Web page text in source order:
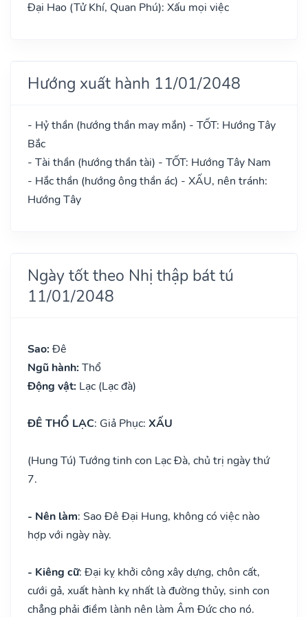
Đại Hao (Tử Khí, Quan Phú): Xấu mọi việc
Hướng xuất hành 11/01/2048
- Hỷ thần (hướng thần may mắn) - TỐT: Hướng Tây
Bắc
- Tài thần (hướng thần tài) - TỐT: Hướng Tây Nam
- Hắc thần (hướng ông thần ác) - XẤU, nên tránh:
Hướng Tây
Ngày tốt theo Nhị thập bát tú
11/01/2048
Sao: Đê
Ngũ hành: Thổ
Động vật: Lạc (Lạc đà)
ĐÊ THỔ LẠC: Giả Phục: XẤU
(Hung Tú) Tướng tinh con Lạc Đà, chủ trị ngày thứ
7.
- Nên làm: Sao Đê Đại Hung, không có việc nào
hợp với ngày này.
- Kiêng cữ: Đại kỵ khởi công xây dựng, chôn cất,
cưới gả, xuất hành kỵ nhất là đường thủy, sinh con
chẳng phải điềm lành nên làm Âm Đức cho nó.